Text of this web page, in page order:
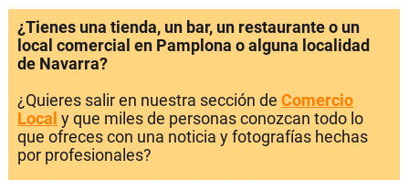
¿Tienes una tienda, un bar, un restaurante o un
local comercial en Pamplona o alguna localidad
de Navarra?
¿Quieres salir en nuestra sección de Comercio
Local y que miles de personas conozcan todo lo
que ofreces con una noticia y fotografías hechas
por profesionales?